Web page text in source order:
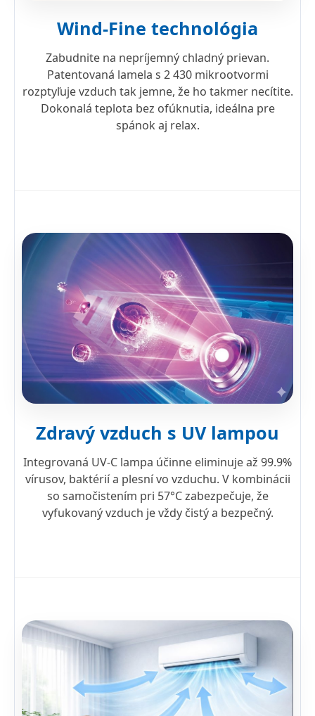
Wind-Fine technológia
Zabudnite na nepríjemný chladný prievan.
Patentovaná lamela s 2 430 mikrootvormi
rozptyľuje vzduch tak jemne, že ho takmer necítite.
Dokonalá teplota bez ofúknutia, ideálna pre
spánok aj relax.
Zdravý vzduch s UV lampou
Integrovaná UV-C lampa účinne eliminuje až 99.9%
vírusov, baktérií a plesní vo vzduchu. V kombinácii
so samočistením pri 57°C zabezpečuje, že
vyfukovaný vzduch je vždy čistý a bezpečný.